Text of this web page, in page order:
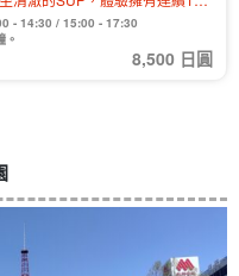
流！免費提供各種設施！歡迎
）
- 14:30 / 15:00 - 17:30
。
8,500 日圓